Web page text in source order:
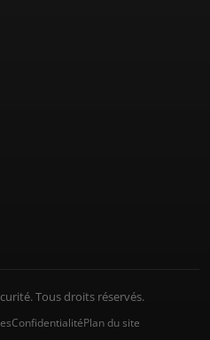
Tous droits réservés.
ConfidentialitéPlan du site